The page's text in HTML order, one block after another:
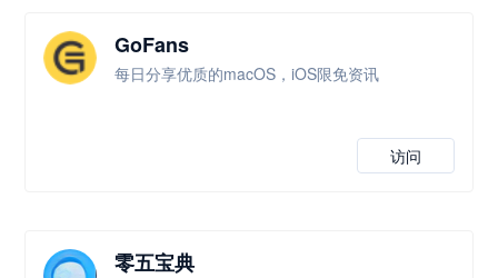
GoFans
每日分享优质的macOS，iOS限免资讯
访问
零五宝典